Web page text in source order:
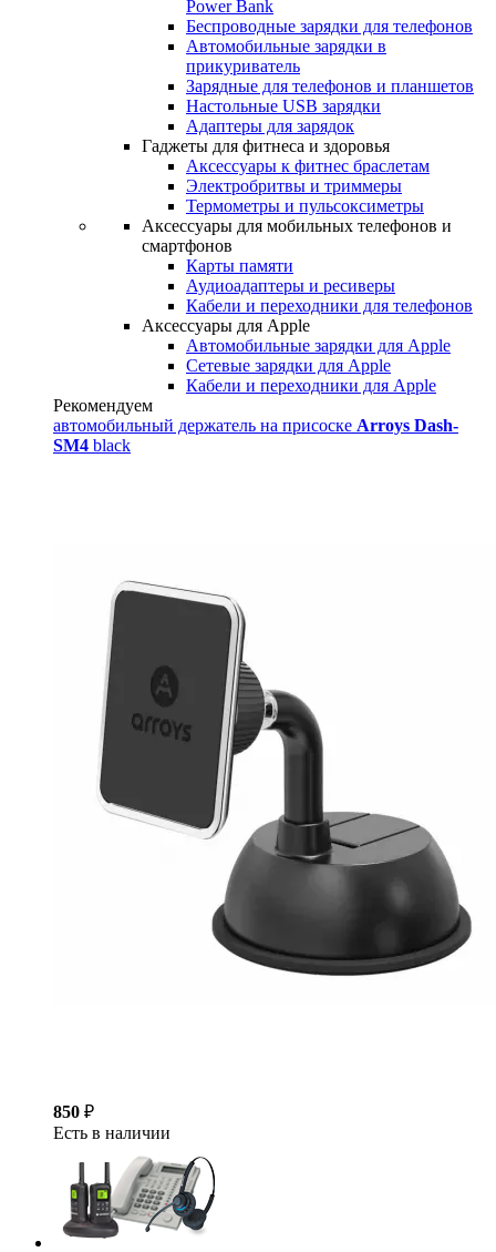
Power Bank
Беспроводные зарядки для телефонов
Автомобильные зарядки в
прикуриватель
Зарядные для телефонов и планшетов
Настольные USB зарядки
Адаптеры для зарядок
Гаджеты для фитнеса и здоровья
Аксессуары к фитнес браслетам
Электробритвы и триммеры
Термометры и пульсоксиметры
Аксессуары для мобильных телефонов и
смартфонов
Карты памяти
Аудиоадаптеры и ресиверы
Кабели и переходники для телефонов
Аксессуары для Apple
Автомобильные зарядки для Apple
Сетевые зарядки для Apple
Кабели и переходники для Apple
Рекомендуем
автомобильный держатель на присоске Arroys Dash-
SM4 black
850 ₽
Есть в наличии